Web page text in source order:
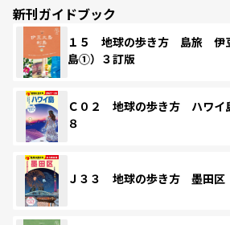
新刊ガイドブック
１５ 地球の歩き方 島旅 伊
島①）３訂版
Ｃ０２ 地球の歩き方 ハワイ
８
Ｊ３３ 地球の歩き方 墨田区